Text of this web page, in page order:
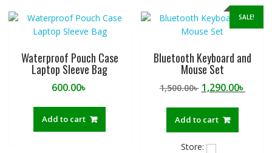
Waterproof Pouch Case
Laptop Sleeve Bag
600.00৳
Add to cart
SALE!
Bluetooth Keyboard and
Mouse Set
1,500.00৳ Original
1,500.00৳ .
1,290.00৳
Add to cart
Store: